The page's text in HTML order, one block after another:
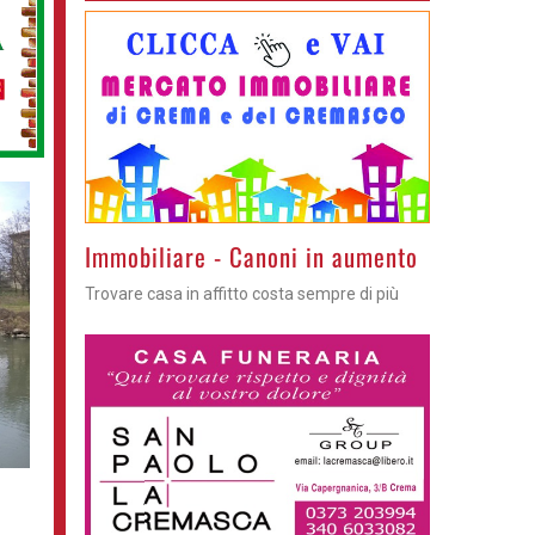
Immobiliare - Canoni in aumento
Trovare casa in affitto costa sempre di più